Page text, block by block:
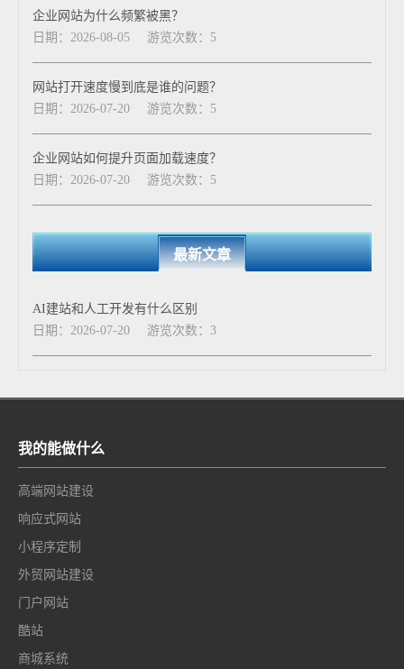
企业网站为什么频繁被黑？
日期：2026-08-05
游览次数：5
网站打开速度慢到底是谁的问题？
日期：2026-07-20
游览次数：5
企业网站如何提升页面加载速度？
日期：2026-07-20
游览次数：5
最新文章
AI建站和人工开发有什么区别
日期：2026-07-20
游览次数：3
我的能做什么
高端网站建设
响应式网站
小程序定制
外贸网站建设
门户网站
酷站
商城系统